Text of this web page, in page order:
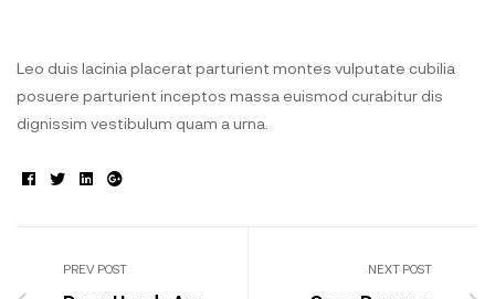
Leo duis lacinia placerat parturient montes vulputate cubilia
posuere parturient inceptos massa euismod curabitur dis
dignissim vestibulum quam a urna.
Facebook
TwitterLinkedin
Google+
PREV POST NEXT POST